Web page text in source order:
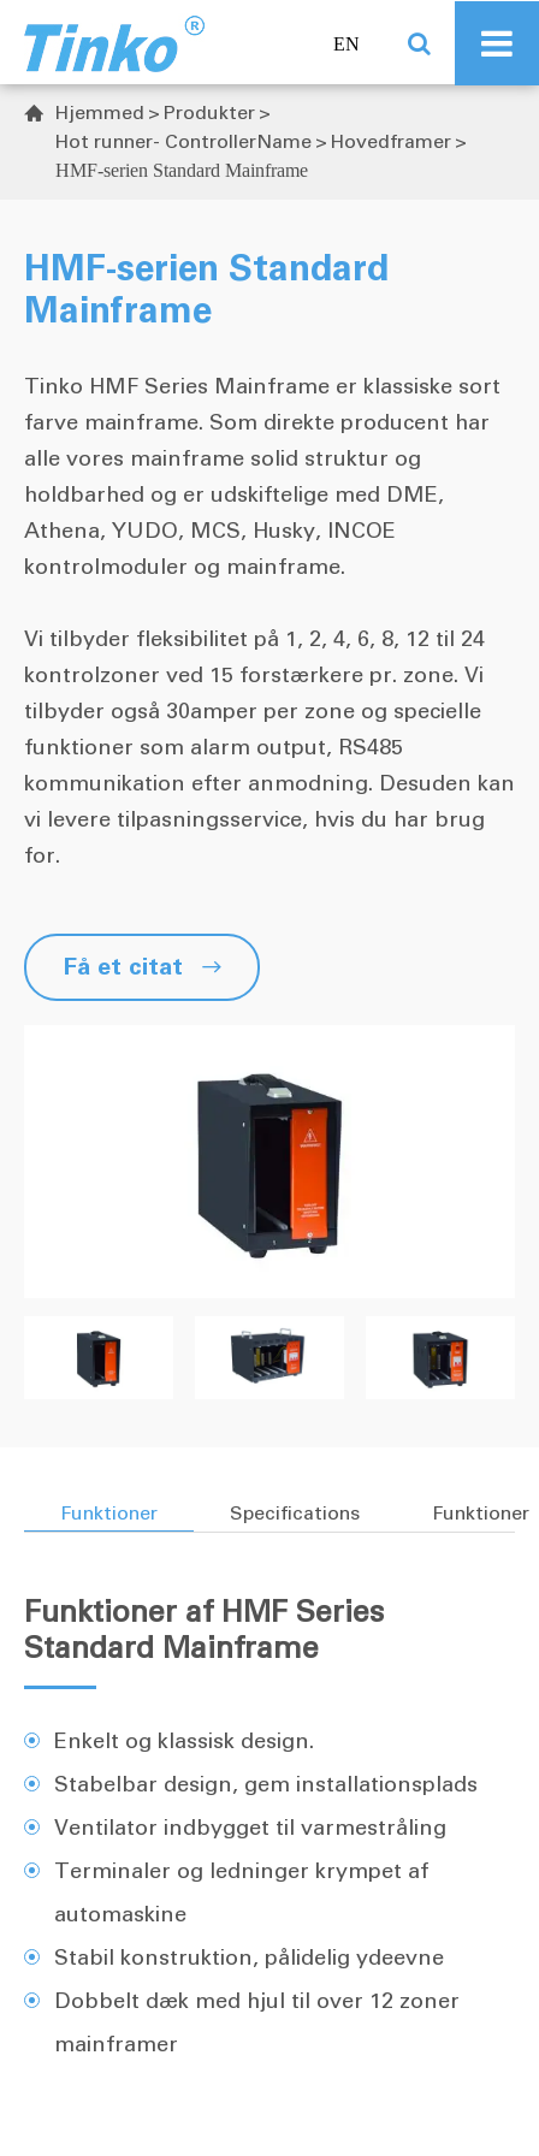
EN
 Hjemmed
Produkter
Hot runner- ControllerName
Hovedframer
HMF-serien Standard Mainframe
HMF-serien Standard
Mainframe
Tinko HMF Series Mainframe er klassiske sort
farve mainframe. Som direkte producent har
alle vores mainframe solid struktur og
holdbarhed og er udskiftelige med DME,
Athena, YUDO, MCS, Husky, INCOE
kontrolmoduler og mainframe.
Vi tilbyder fleksibilitet på 1, 2, 4, 6, 8, 12 til 24
kontrolzoner ved 15 forstærkere pr. zone. Vi
tilbyder også 30amper per zone og specielle
funktioner som alarm output, RS485
kommunikation efter anmodning. Desuden kan
vi levere tilpasningsservice, hvis du har brug
for.
Få et citat 
Funktioner Specifications Funktioner
Funktioner af HMF Series
Standard Mainframe
Enkelt og klassisk design.
Stabelbar design, gem installationsplads
Ventilator indbygget til varmestråling
Terminaler og ledninger krympet af
automaskine
Stabil konstruktion, pålidelig ydeevne
Dobbelt dæk med hjul til over 12 zoner
mainframer